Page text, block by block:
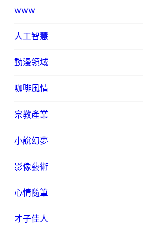
www
人工智慧
動漫領域
咖啡風情
宗教產業
小說幻夢
影像藝術
心情隨筆
才子佳人